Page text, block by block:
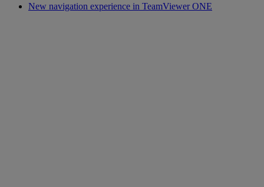
New navigation experience in TeamViewer ONE